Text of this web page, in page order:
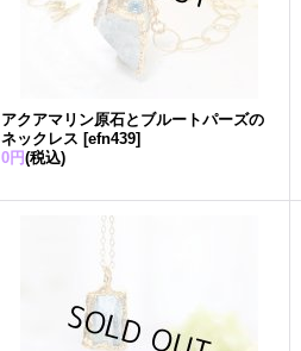
アクアマリン原石とブルートパーズの
ネックレス [efn439]
0円(税込)